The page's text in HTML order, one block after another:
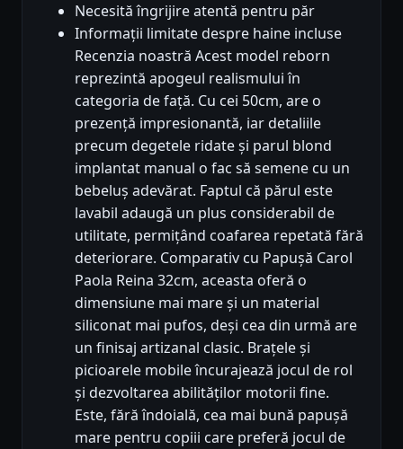
Necesită îngrijire atentă pentru păr
Informații limitate despre haine incluse
Recenzia noastră Acest model reborn
reprezintă apogeul realismului în
categoria de față. Cu cei 50cm, are o
prezență impresionantă, iar detaliile
precum degetele ridate și parul blond
implantat manual o fac să semene cu un
bebeluș adevărat. Faptul că părul este
lavabil adaugă un plus considerabil de
utilitate, permițând coafarea repetată fără
deteriorare. Comparativ cu Papușă Carol
Paola Reina 32cm, aceasta oferă o
dimensiune mai mare și un material
siliconat mai pufos, deși cea din urmă are
un finisaj artizanal clasic. Brațele și
picioarele mobile încurajează jocul de rol
și dezvoltarea abilităților motorii fine.
Este, fără îndoială, cea mai bună papușă
mare pentru copiii care preferă jocul de